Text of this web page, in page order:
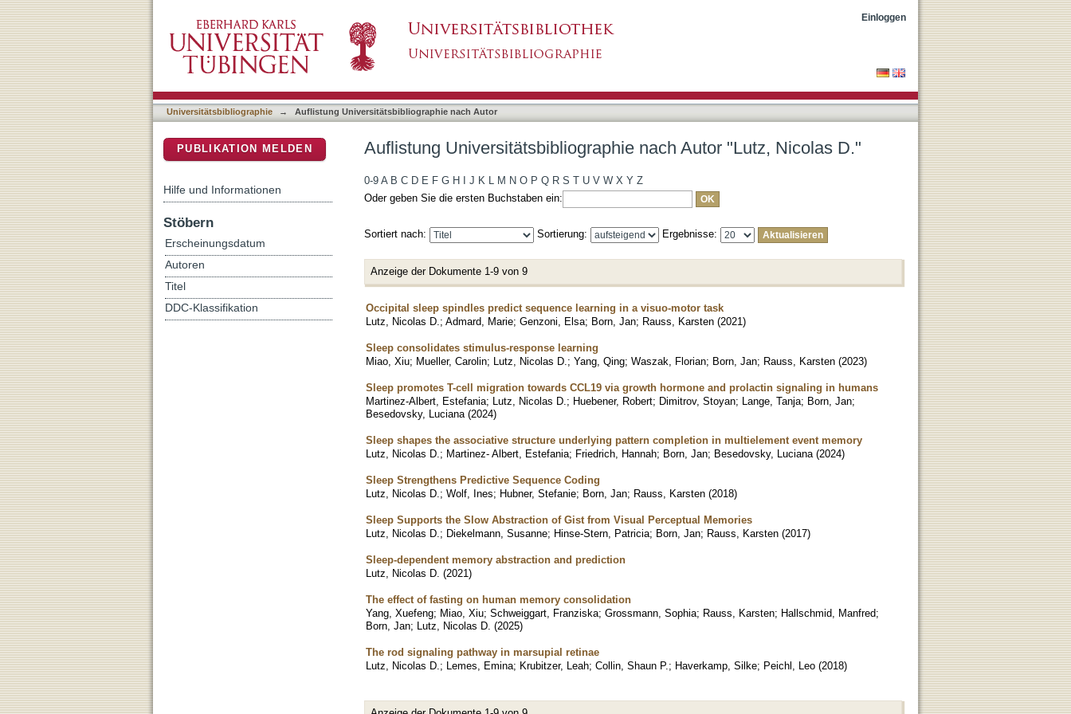
Einloggen
Universitätsbibliographie → Auflistung Universitätsbibliographie nach Autor
Auflistung Universitätsbibliographie nach Autor "Lutz, Nicolas D."
0-9 A B C D E F G H J K L M N O P Q R S T U V W X Y Z
Oder geben Sie die ersten Buchstaben ein:
Sortiert nach: Sortierung: Ergebnisse:
Anzeige der Dokumente 1-9 von 9
Occipital sleep spindles predict sequence learning in a visuo-motor task
Lutz, Nicolas D. ; Admard, Marie; Genzoni, Elsa; Born, Jan; Rauss, Karsten (2021)
Sleep consolidates stimulus-response learning
Miao, Xiu; Mueller, Carolin; Lutz, Nicolas D. ; Yang, Qing; Waszak, Florian; Born, Jan; Rauss, Karsten (2023)
Sleep promotes T-cell migration towards CCL19 via growth hormone and prolactin signaling in humans
Martinez-Albert, Estefania; Lutz, Nicolas D. ; Huebener, Robert; Dimitrov, Stoyan; Lange, Tanja; Born, Jan;
Besedovsky, Luciana (2024)
Sleep shapes the associative structure underlying pattern completion in multielement event memory
Lutz, Nicolas D. ; Martinez- Albert, Estefania; Friedrich, Hannah; Born, Jan; Besedovsky, Luciana (2024)
Sleep Strengthens Predictive Sequence Coding
Lutz, Nicolas D. ; Wolf, Ines; Hubner, Stefanie; Born, Jan; Rauss, Karsten (2018)
Sleep Supports the Slow Abstraction of Gist from Visual Perceptual Memories
Lutz, Nicolas D. ; Diekelmann, Susanne; Hinse-Stern, Patricia; Born, Jan; Rauss, Karsten (2017)
Sleep-dependent memory abstraction and prediction
Lutz, Nicolas D. (2021)
The effect of fasting on human memory consolidation
Yang, Xuefeng; Miao, Xiu; Schweiggart, Franziska; Grossmann, Sophia; Rauss, Karsten; Hallschmid, Manfred;
Born, Jan; Lutz, Nicolas D. (2025)
The rod signaling pathway in marsupial retinae
Lutz, Nicolas D. ; Lemes, Emina; Krubitzer, Leah; Collin, Shaun P. ; Haverkamp, Silke; Peichl, Leo (2018)
PUBLIKATION MELDEN
Hilfe und Informationen
Stöbern
Erscheinungsdatum
Autoren
Titel
DDC-Klassifikation